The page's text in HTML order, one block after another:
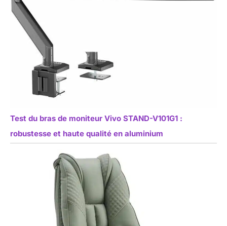
Test du bras de moniteur Vivo STAND-V101G1 :
robustesse et haute qualité en aluminium